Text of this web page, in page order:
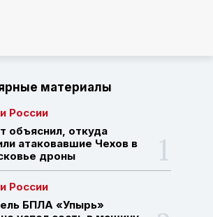
материалы
России
объяснил, откуда
атаковавшие Чехов в
дроны
России
БПЛА «Упырь»